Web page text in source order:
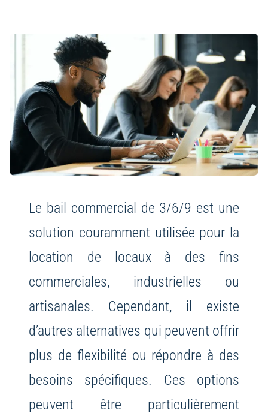
Le bail commercial de 3/6/9 est une
solution couramment utilisée pour la
location de locaux à des fins
commerciales, industrielles ou
artisanales. Cependant, il existe
d’autres alternatives qui peuvent offrir
plus de flexibilité ou répondre à des
besoins spécifiques. Ces options
peuvent être particulièrement